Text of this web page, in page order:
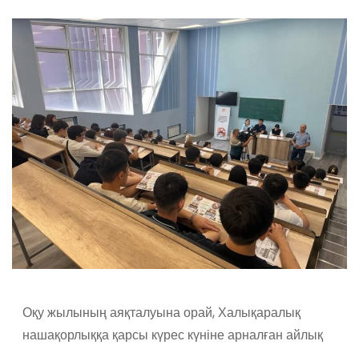
​Оқу жылының аяқталуына орай, Халықаралық
нашақорлыққа қарсы күрес күніне арналған айлық